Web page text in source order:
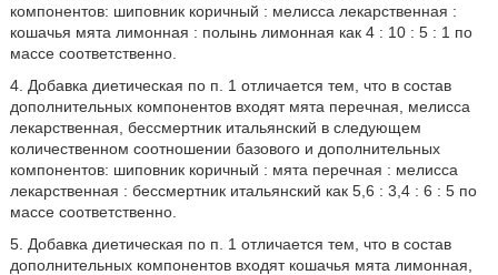
компонентов: шиповник коричный : мелисса лекарственная :
кошачья мята лимонная : полынь лимонная как 4 : 10 : 5 : 1 по
массе соответственно.
4. Добавка диетическая по п. 1 отличается тем, что в состав
дополнительных компонентов входят мята перечная, мелисса
лекарственная, бессмертник итальянский в следующем
количественном соотношении базового и дополнительных
компонентов: шиповник коричный : мята перечная : мелисса
лекарственная : бессмертник итальянский как 5,6 : 3,4 : 6 : 5 по
массе соответственно.
5. Добавка диетическая по п. 1 отличается тем, что в состав
дополнительных компонентов входят кошачья мята лимонная,